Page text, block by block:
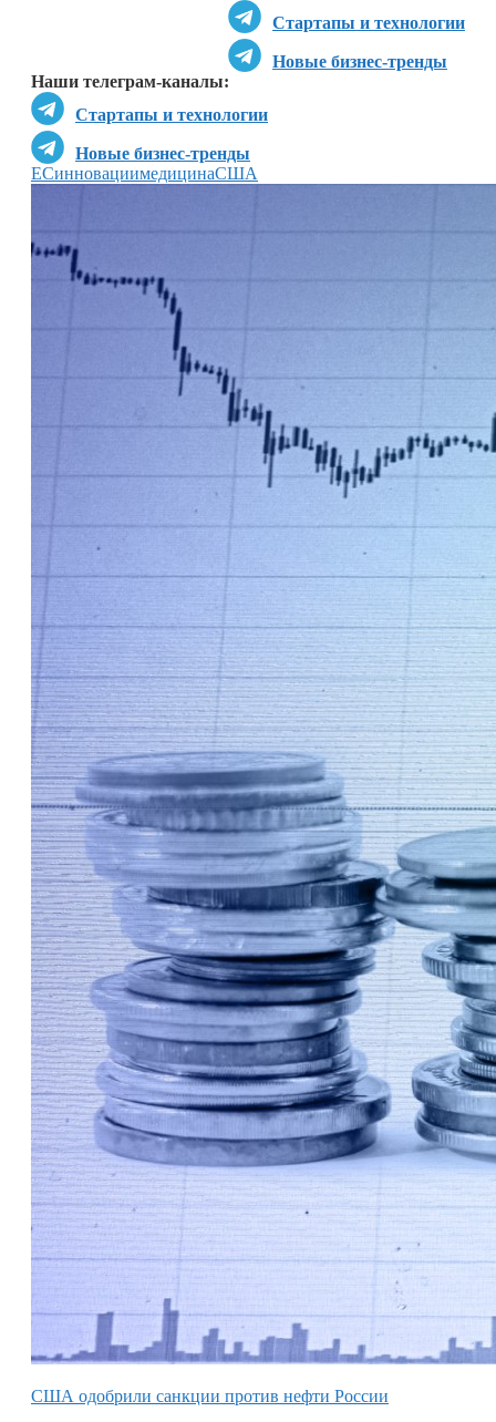
Стартапы и технологии
Новые бизнес-тренды
Наши телеграм-каналы:
Стартапы и технологии
Новые бизнес-тренды
ЕСинновациимедицинаСША
США одобрили санкции против нефти России